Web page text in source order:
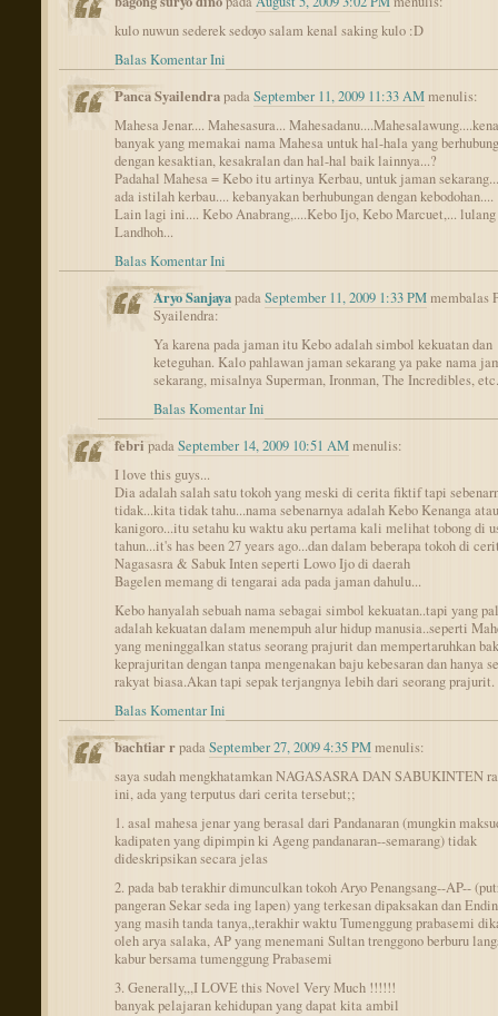
kulo nuwun sederek sedoyo salam kenal saking kulo :D
Balas Komentar Ini
Panca SyailendrapadaSeptember 11, 2009 11:33 AMmenulis:
Mahesa Jenar.... Mahesasura...
banyak yang memakai nama Mahesa untuk hal-hala yang
dengan kesaktian, kesakralan dan hal-hal baik lainnya...?
Padahal Mahesa = Kebo itu artinya Kerbau, untuk jaman
ada istilah kerbau.... kebanyakan berhubungan dengan kebodohan....
Lain lagi ini.... Kebo Anabrang,....Kebo Ijo, Kebo Marcuet,...
Landhoh...
Balas Komentar Ini
Aryo SanjayapadaSeptember 11, 2009 1:33 PMmembalas
Syailendra:
Ya karena pada jaman itu Kebo adalah simbol kekuatan dan
keteguhan. Kalo pahlawan jaman sekarang ya pake nama
sekarang, misalnya Superman, Ironman, The Incredibles,
Balas Komentar Ini
febri padaSeptember 14, 2009 10:51 AMmenulis:
I love this guys...
Dia adalah salah satu tokoh yang meski di cerita fiktif tapi
tidak...kita tidak tahu...nama sebenarnya adalah Kebo Kenanga
kanigoro...itu setahu ku waktu aku pertama kali melihat tobong di
tahun...it's has been 27 years ago...dan dalam beberapa tokoh di
Nagasasra & Sabuk Inten seperti Lowo Ijo di daerah
Bagelen memang di tengarai ada pada jaman dahulu...
Kebo hanyalah sebuah nama sebagai simbol kekuatan..tapi yang
adalah kekuatan dalam menempuh alur hidup manusia..seperti
yang meninggalkan status seorang prajurit dan mempertaruhkan
keprajuritan dengan tanpa mengenakan baju kebesaran dan hanya
rakyat biasa.Akan tapi sepak terjangnya lebih dari seorang prajurit.
Balas Komentar Ini
bachtiar rpadaSeptember 27, 2009 4:35 PMmenulis:
saya sudah mengkhatamkan NAGASASRA DAN SABUKINTEN
ini, ada yang terputus dari cerita tersebut;;
1. asal mahesa jenar yang berasal dari Pandanaran (mungkin
kadipaten yang dipimpin ki Ageng pandanaran--semarang) tidak
dideskripsikan secara jelas
2. pada bab terakhir dimunculkan tokoh Aryo Penangsang--AP--
pangeran Sekar seda ing lapen) yang terkesan dipaksakan dan
yang masih tanda tanya,,terakhir waktu Tumenggung prabasemi
oleh arya salaka, AP yang menemani Sultan trenggono berburu
kabur bersama tumenggung Prabasemi
3. Generally,,,I LOVE this Novel Very Much !!!!!!
banyak pelajaran kehidupan yang dapat kita ambil